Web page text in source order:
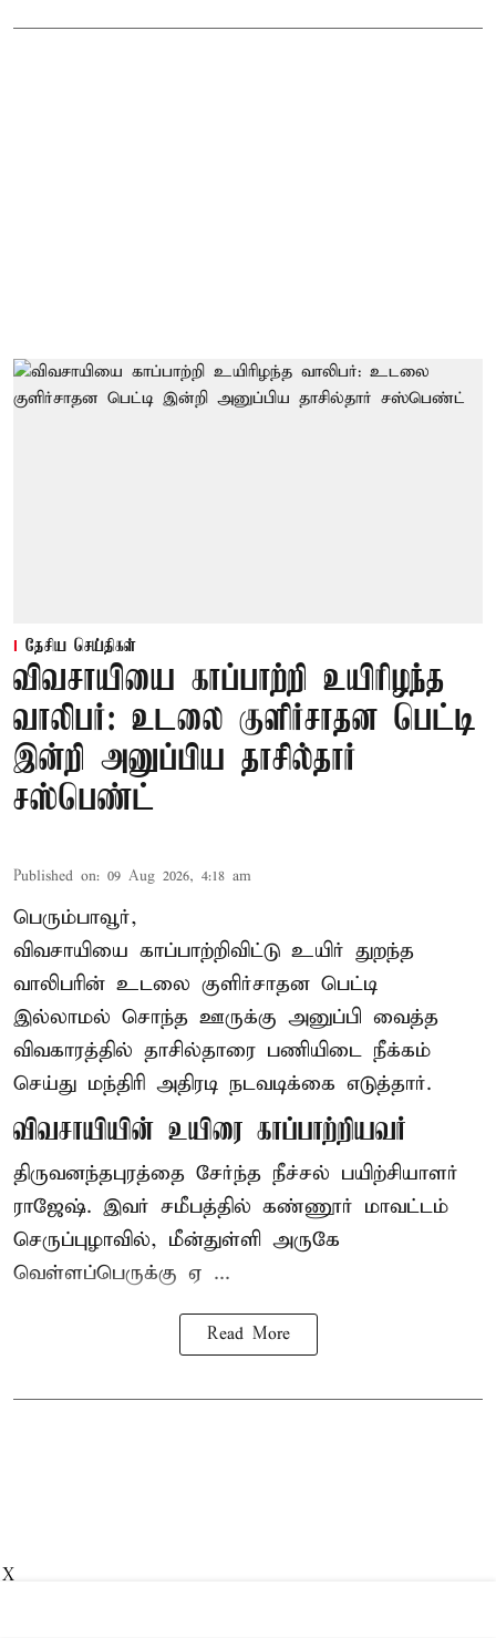
தேசிய செய்திகள்
விவசாயியை காப்பாற்றி உயிரிழந்த
வாலிபர்: உடலை குளிர்சாதன பெட்டி
இன்றி அனுப்பிய தாசில்தார்
சஸ்பெண்ட்
Published on: 09 Aug 2026, 4:18 am
பெரும்பாவூர்,
விவசாயியை காப்பாற்றிவிட்டு உயிர் துறந்த
வாலிபரின் உடலை குளிர்சாதன பெட்டி
இல்லாமல் சொந்த ஊருக்கு அனுப்பி வைத்த
விவகாரத்தில் தாசில்தாரை பணியிடை நீக்கம்
செய்து மந்திரி அதிரடி நடவடிக்கை எடுத்தார்.
விவசாயியின் உயிரை காப்பாற்றியவர்
திருவனந்தபுரத்தை சேர்ந்த நீச்சல் பயிற்சியாளர்
ராஜேஷ். இவர் சமீபத்தில் கண்ணூர் மாவட்டம்
செருப்புழாவில், மீன்துள்ளி அருகே
வெள்ளப்பெருக்கு ஏ ...
Read More
X